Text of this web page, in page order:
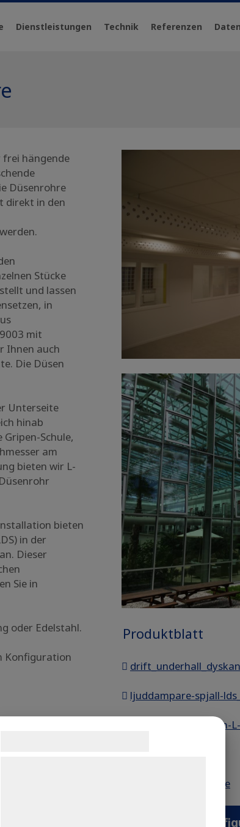
Dienstleistungen Technik Referenzen
frei hängende
Düsenrohre
direkt in den
Stücke
und lassen
in
mit
Ihnen auch
Die Düsen
Unterseite
hinab
Schule,
am
bieten wir L-
bieten
in der
Dieser
Sie in
oder Edelstahl.
Konfiguration
welche
gleichmäßige
an
das
Produktblatt
ljuddampare-spjall-
Mounting-DKL- with-
repus_bvd_3_dk_swe
Düenrohr